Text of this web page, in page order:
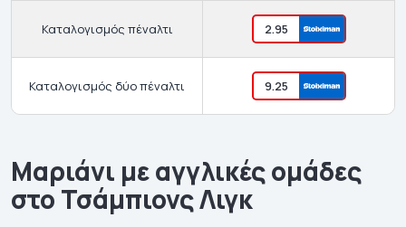
Καταλογισμός πέναλτι 2.95
Καταλογισμός δύο πέναλτι 9.25
Μαριάνι με αγγλικές ομάδες
στο Τσάμπιονς Λιγκ